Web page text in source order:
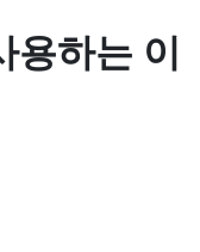
용하는 이